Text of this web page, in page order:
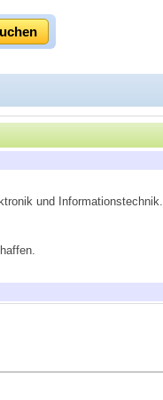
und Informationstechnik.